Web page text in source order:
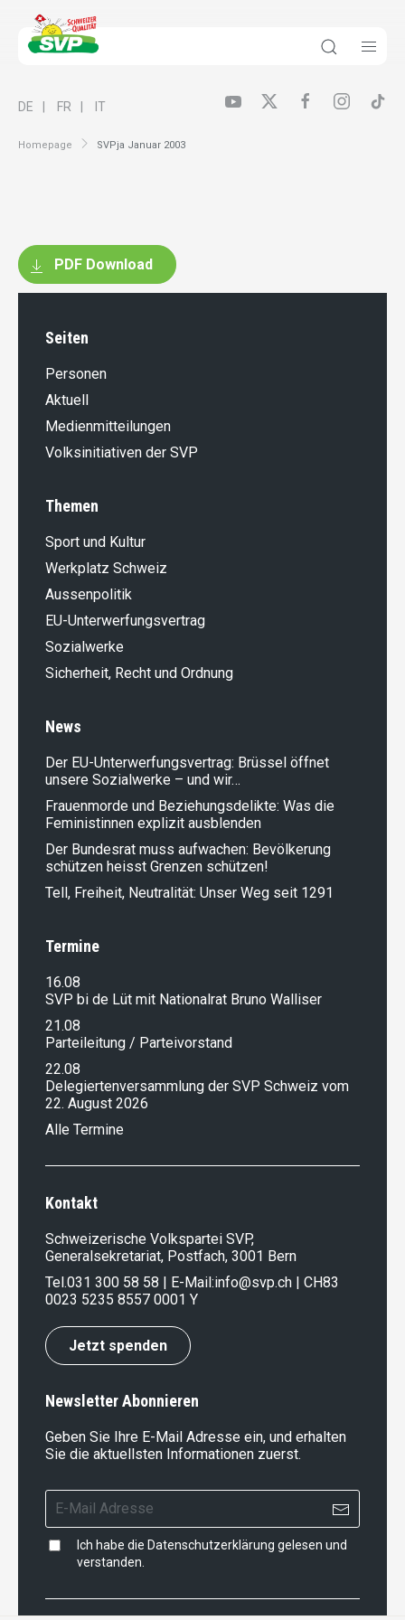
Homepage SVPja Januar 2003
DE FR IT
PDF Download
Seiten
Personen
Aktuell
Medienmitteilungen
Volksinitiativen der SVP
Themen
Sport und Kultur
Werkplatz Schweiz
Aussenpolitik
EU-Unterwerfungsvertrag
Sozialwerke
Sicherheit, Recht und Ordnung
News
Der EU-Unterwerfungsvertrag: Brüssel öffnet
unsere Sozialwerke – und wir…
Frauenmorde und Beziehungsdelikte: Was die
Feministinnen explizit ausblenden
Der Bundesrat muss aufwachen: Bevölkerung
schützen heisst Grenzen schützen!
Tell, Freiheit, Neutralität: Unser Weg seit 1291
Termine
16.08
SVP bi de Lüt mit Nationalrat Bruno Walliser
21.08
Parteileitung / Parteivorstand
22.08
Delegiertenversammlung der SVP Schweiz vom
22. August 2026
Alle Termine
Kontakt
Schweizerische Volkspartei SVP,
Generalsekretariat, Postfach, 3001 Bern
Tel.031 300 58 58 | E-Mail:info@svp.ch | CH83
0023 5235 8557 0001 Y
Jetzt spenden
Newsletter Abonnieren
Geben Sie Ihre E-Mail Adresse ein, und erhalten
Sie die aktuellsten Informationen zuerst.
Ich habe die Datenschutzerklärung gelesen und
verstanden.